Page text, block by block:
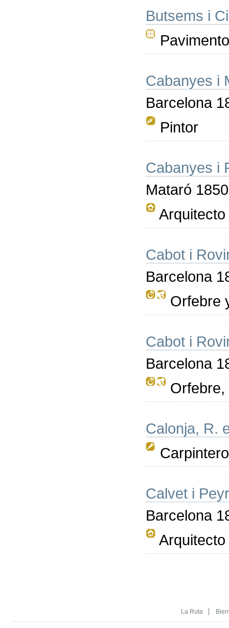
Butsems i
Cabanyes i
Barcelona
Pintor
Cabanyes i
Mataró
Arquitecto
Cabot i
Barcelona
Orfebre
Cabot i
Barcelona
Calonja, R.
Calvet i
Barcelona
Arquitecto
La Ruta